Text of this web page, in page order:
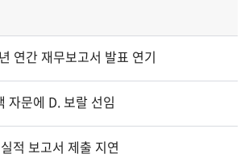
연간 재무보고서 발표 연기
자문에 D. 보랄 선임
적 보고서 제출 지연